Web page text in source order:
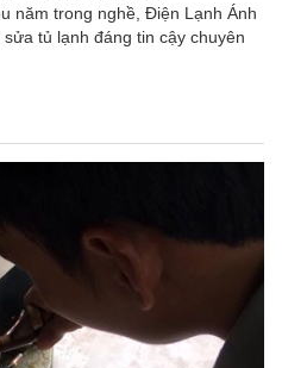
năm trong nghề, Điện Lạnh Ánh
tủ lạnh đáng tin cậy chuyên